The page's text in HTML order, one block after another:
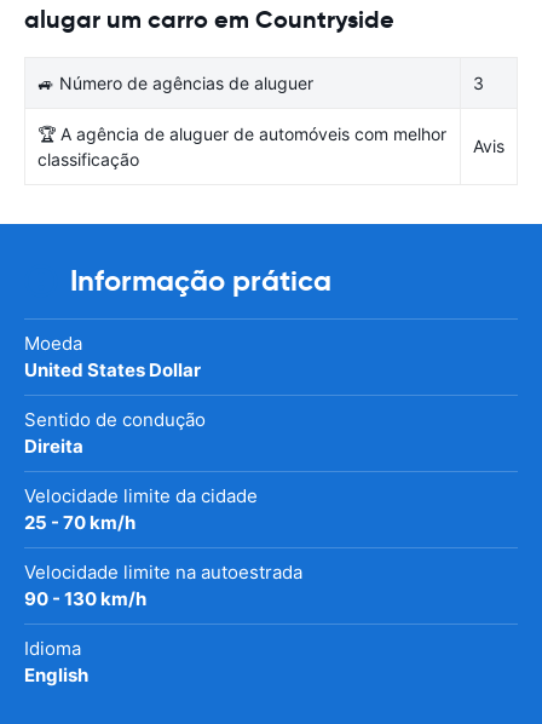
alugar um carro em Countryside
🚙 Número de agências de aluguer 3
🏆 A agência de aluguer de automóveis com melhor
classificação
Avis
Informação prática
Moeda
United States Dollar
Sentido de condução
Direita
Velocidade limite da cidade
25 - 70 km/h
Velocidade limite na autoestrada
90 - 130 km/h
Idioma
English